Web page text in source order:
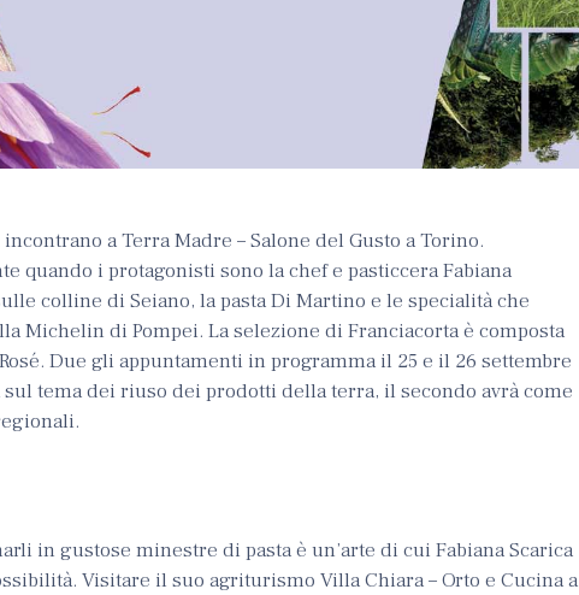
a Terra Madre – Salone del Gusto a Torino.
quando i protagonisti sono la chef e pasticcera Fabiana
colline di Seiano, la pasta Di Martino e le specialità che
Michelin di Pompei. La selezione di Franciacorta è composta
Rosé. Due gli appuntamenti in programma il 25 e il 26 settembre
tema dei riuso dei prodotti della terra, il secondo avrà come
in gustose minestre di pasta è un’arte di cui Fabiana Scarica
Visitare il suo agriturismo Villa Chiara – Orto e Cucina a